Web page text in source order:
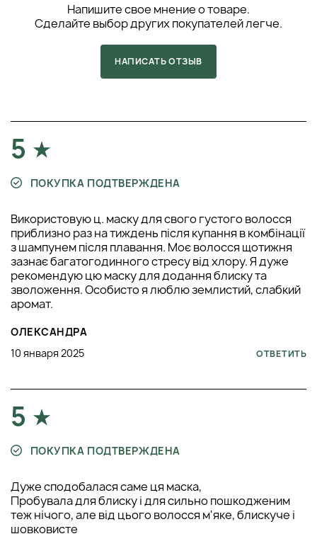
Напишите свое мнение о товаре.
Сделайте выбор других покупателей легче.
НАПИСАТЬ ОТЗЫВ
5
ПОКУПКА ПОДТВЕРЖДЕНА
Використовую ц. маску для свого густого волосся
приблизно раз на тиждень після купання в комбінації
з шампунем після плавання. Моє волосся щотижня
зазнає багатогодинного стресу від хлору. Я дуже
рекомендую цю маску для додання блиску та
зволоження. Особисто я люблю землистий, слабкий
аромат.
ОЛЕКСАНДРА
10 января 2025
ОТВЕТИТЬ
5
ПОКУПКА ПОДТВЕРЖДЕНА
Дуже сподобалася саме ця маска,
Пробувала для блиску і для сильно пошкодженим
теж нічого, але від цього волосся м'яке, блискуче і
шовковисте